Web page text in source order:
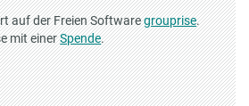
auf der Freien Softwaregrouprise.
mit einerSpende.